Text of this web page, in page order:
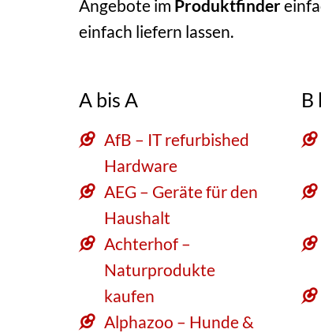
Angebote im Produktfinder
einfach liefern lassen.
A bis A
AfB – IT refurbished
Hardware
AEG – Geräte für den
Haushalt
Achterhof –
Naturprodukte
kaufen
Alphazoo – Hunde &
B